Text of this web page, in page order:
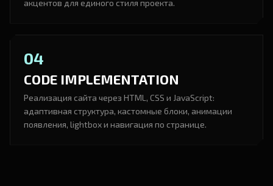
акцентов для единого стиля проекта.
04
CODE IMPLEMENTATION
Реализация сайта через HTML, CSS и JavaScript:
адаптивная структура, кастомные блоки, анимации
появления, lightbox и навигация по странице.